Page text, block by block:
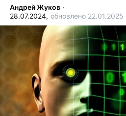
Андрей Жуков ∙
28.07.2024, обновлено 22.01.2025